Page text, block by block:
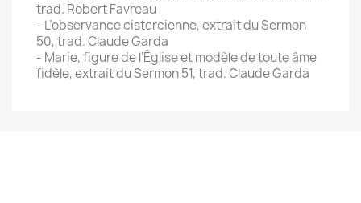
trad. Robert Favreau
- L’observance cistercienne, extrait du Sermon
50, trad. Claude Garda
- Marie, figure de l’Église et modèle de toute âme
fidèle, extrait du Sermon 51, trad. Claude Garda